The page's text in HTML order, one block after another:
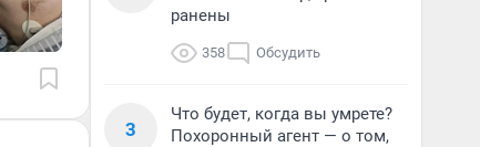
ранены
358 Обсудить
3
Что будет, когда вы умрете?
Похоронный агент — о том,